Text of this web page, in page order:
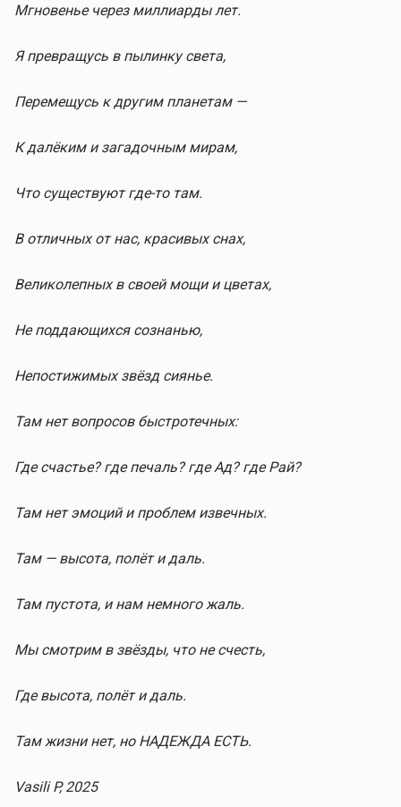
Мгновенье через миллиарды лет.
Я превращусь в пылинку света,
Перемещусь к другим планетам —
К далёким и загадочным мирам,
Что существуют где-то там.
В отличных от нас, красивых снах,
Великолепных в своей мощи и цветах,
Не поддающихся сознанью,
Непостижимых звёзд сиянье.
Там нет вопросов быстротечных:
Где счастье? где печаль? где Ад? где Рай?
Там нет эмоций и проблем извечных.
Там — высота, полёт и даль.
Там пустота, и нам немного жаль.
Мы смотрим в звёзды, что не счесть,
Где высота, полёт и даль.
Там жизни нет, но НАДЕЖДА ЕСТЬ.
Vasili P, 2025